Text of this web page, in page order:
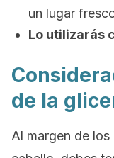
un lugar
Lo utilizarás
de la
Al margen de